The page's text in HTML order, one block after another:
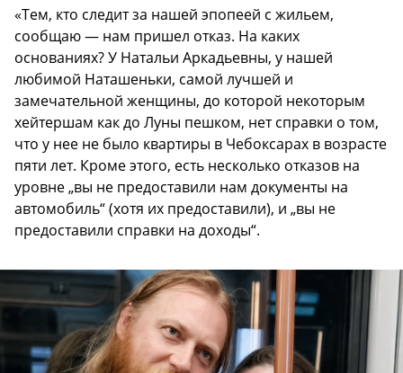
«Тем, кто следит за нашей эпопеей с жильем,
сообщаю — нам пришел отказ. На каких
основаниях? У Натальи Аркадьевны, у нашей
любимой Наташеньки, самой лучшей и
замечательной женщины, до которой некоторым
хейтершам как до Луны пешком, нет справки о том,
что у нее не было квартиры в Чебоксарах в возрасте
пяти лет. Кроме этого, есть несколько отказов на
уровне „вы не предоставили нам документы на
автомобиль“ (хотя их предоставили), и „вы не
предоставили справки на доходы“.